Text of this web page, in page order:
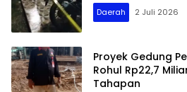
Daerah 2 Juli 2026
Proyek Gedung
Rohul Rp22,7
Tahapan